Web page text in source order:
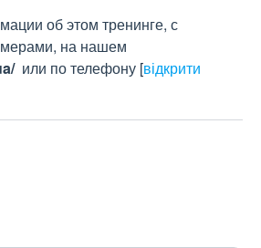
об этом тренинге, с
на нашем
/или по телефону [відкрити